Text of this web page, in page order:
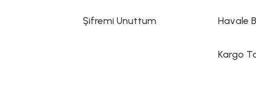
Şifremi Unuttum Havale
Kargo